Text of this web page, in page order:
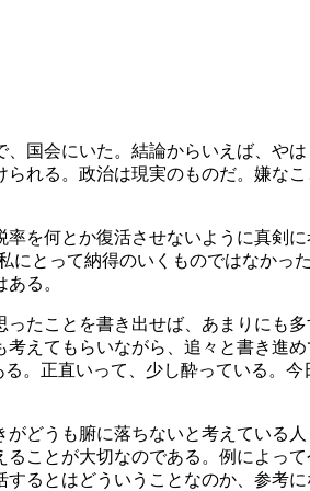
国会にいた。結論からいえば、や
れる。政治は現実のものだ。嫌な
を何とか復活させないように真剣
にとって納得のいくものではなかっ
る。
たことを書き出せば、あまりにも
えてもらいながら、追々と書き進
。正直いって、少し酔っている。今
どうも腑に落ちないと考えている
ことが大切なのである。例によっ
るとはどういうことなのか、参考に